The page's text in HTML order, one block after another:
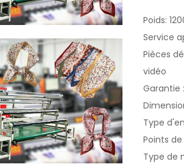
Poids:
Service
Pièces
vidéo
Garantie
Type
Points
Type de